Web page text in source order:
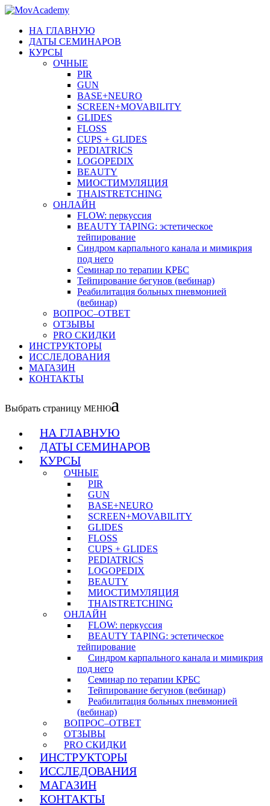
НА ГЛАВНУЮ
ДАТЫ СЕМИНАРОВ
КУРСЫ
ОЧНЫЕ
PIR
GUN
BASE+NEURO
SCREEN+MOVABILITY
GLIDES
FLOSS
CUPS + GLIDES
PEDIATRICS
LOGOPEDIX
BEAUTY
МИОСТИМУЛЯЦИЯ
THAISTRETCHING
ОНЛАЙН
FLOW: перкуссия
BEAUTY TAPING: эстетическое
тейпирование
Синдром карпального канала и мимикрия
под него
Семинар по терапии КРБС
Тейпирование бегунов (вебинар)
Реабилитация больных пневмонией
(вебинар)
ВОПРОС–ОТВЕТ
ОТЗЫВЫ
PRO СКИДКИ
ИНСТРУКТОРЫ
ИССЛЕДОВАНИЯ
МАГАЗИН
КОНТАКТЫ
Выбрать страницу
НА ГЛАВНУЮ
ДАТЫ СЕМИНАРОВ
КУРСЫ
ОЧНЫЕ
PIR
GUN
BASE+NEURO
SCREEN+MOVABILITY
GLIDES
FLOSS
CUPS + GLIDES
PEDIATRICS
LOGOPEDIX
BEAUTY
МИОСТИМУЛЯЦИЯ
THAISTRETCHING
ОНЛАЙН
FLOW: перкуссия
BEAUTY TAPING: эстетическое
тейпирование
Синдром карпального канала и мимикрия
под него
Семинар по терапии КРБС
Тейпирование бегунов (вебинар)
Реабилитация больных пневмонией
(вебинар)
ВОПРОС–ОТВЕТ
ОТЗЫВЫ
PRO СКИДКИ
ИНСТРУКТОРЫ
ИССЛЕДОВАНИЯ
МАГАЗИН
КОНТАКТЫ